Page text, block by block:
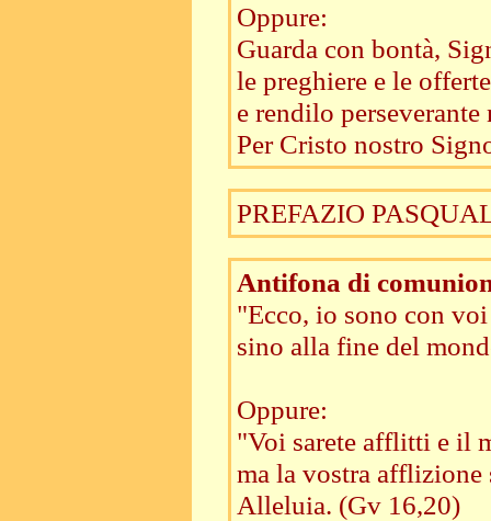
Oppure:
Guarda con bontà,
le preghiere e le
e rendilo
Per Cristo nostro
PREFAZIO
Antifona di
"Ecco, io sono con
sino alla fine del
Oppure:
"Voi sarete afflitti e il
ma la vostra
Alleluia. (Gv 16,20)